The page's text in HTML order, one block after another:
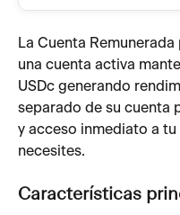
La Cuenta
una cuenta activa
USDc generando
separado de su cuenta
y acceso inmediato a
necesites.
Características